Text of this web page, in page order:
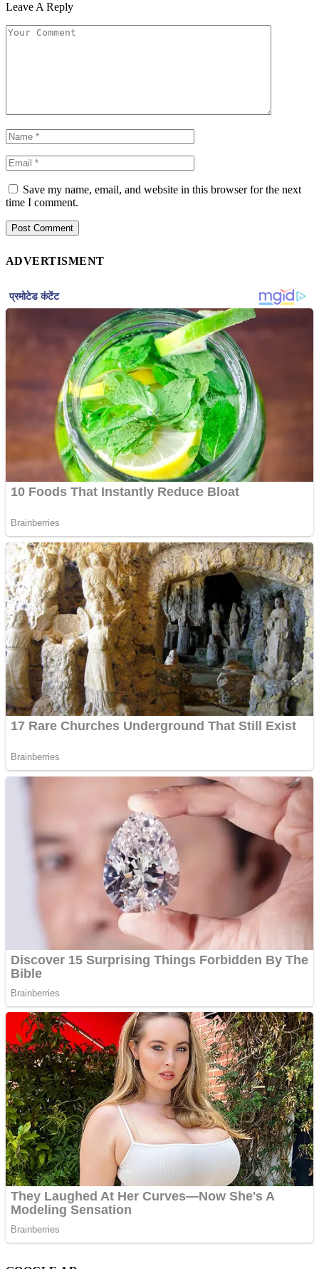
Leave A Reply
Save my name, email, and website in this browser for the next
time I comment.
ADVERTISMENT